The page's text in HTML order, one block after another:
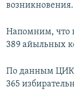
возникновения.
Напомним, что
389 айыльных
По данным ЦИК,
365